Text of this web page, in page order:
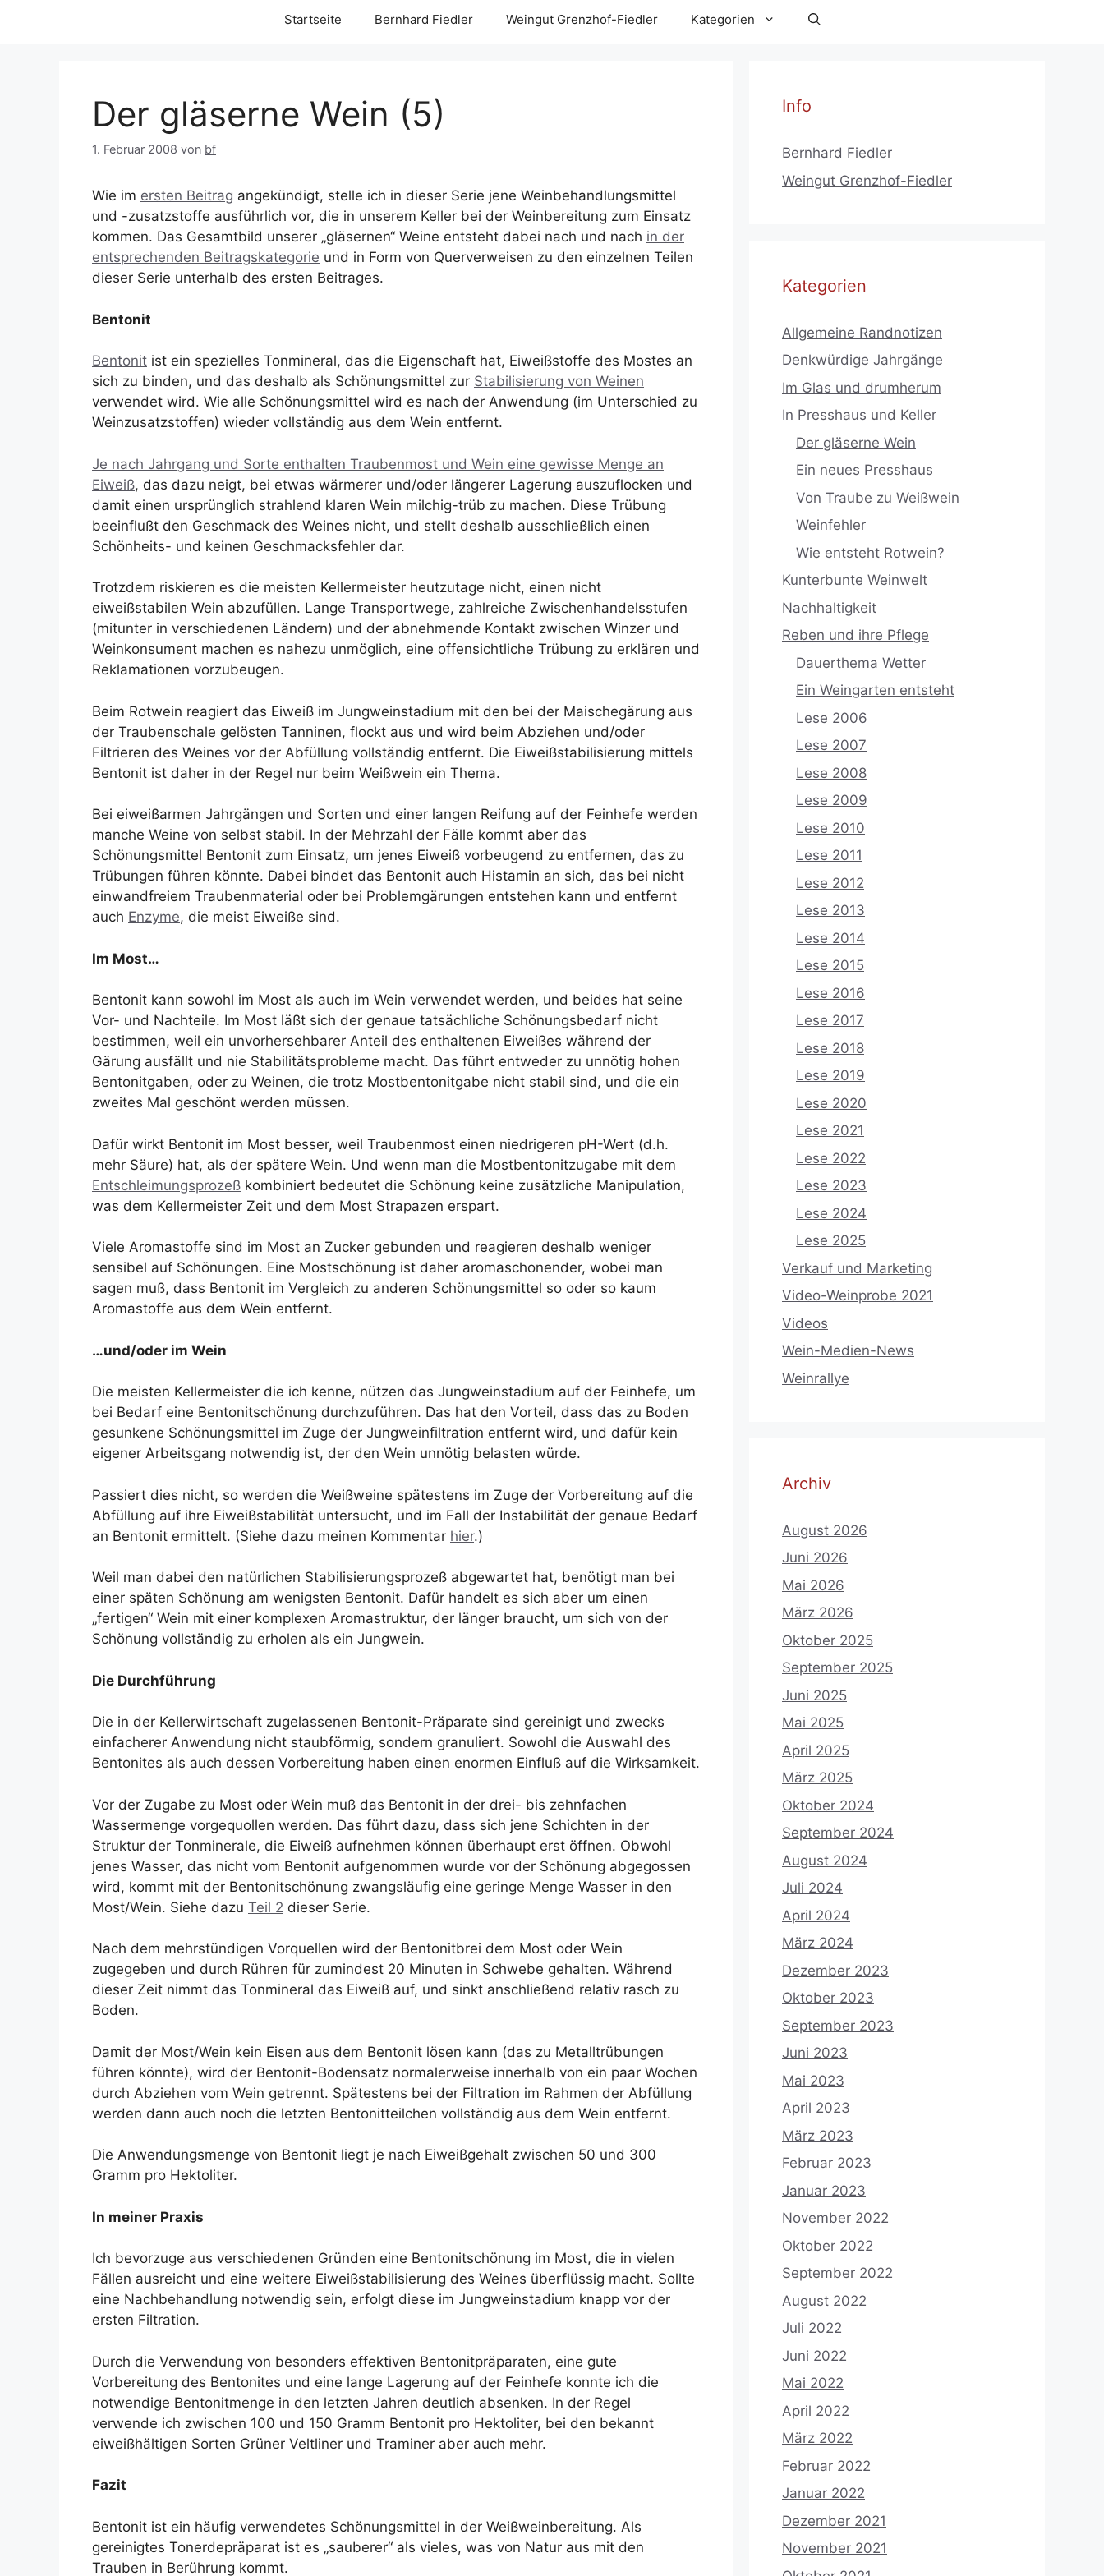
Startseite Bernhard Fiedler Weingut Grenzhof-Fiedler Kategorien
Der gläserne Wein (5)
1. Februar 2008 von bf
Wie im ersten Beitrag angekündigt, stelle ich in dieser Serie jene Weinbehandlungsmittel
und -zusatzstoffe ausführlich vor, die in unserem Keller bei der Weinbereitung zum Einsatz
kommen. Das Gesamtbild unserer „gläsernen“ Weine entsteht dabei nach und nach in der
entsprechenden Beitragskategorie und in Form von Querverweisen zu den einzelnen Teilen
dieser Serie unterhalb des ersten Beitrages.
Bentonit
Bentonit ist ein spezielles Tonmineral, das die Eigenschaft hat, Eiweißstoffe des Mostes an
sich zu binden, und das deshalb als Schönungsmittel zur Stabilisierung von Weinen
verwendet wird. Wie alle Schönungsmittel wird es nach der Anwendung (im Unterschied zu
Weinzusatzstoffen) wieder vollständig aus dem Wein entfernt.
Je nach Jahrgang und Sorte enthalten Traubenmost und Wein eine gewisse Menge an
Eiweiß, das dazu neigt, bei etwas wärmerer und/oder längerer Lagerung auszuflocken und
damit einen ursprünglich strahlend klaren Wein milchig-trüb zu machen. Diese Trübung
beeinflußt den Geschmack des Weines nicht, und stellt deshalb ausschließlich einen
Schönheits- und keinen Geschmacksfehler dar.
Trotzdem riskieren es die meisten Kellermeister heutzutage nicht, einen nicht
eiweißstabilen Wein abzufüllen. Lange Transportwege, zahlreiche Zwischenhandelsstufen
(mitunter in verschiedenen Ländern) und der abnehmende Kontakt zwischen Winzer und
Weinkonsument machen es nahezu unmöglich, eine offensichtliche Trübung zu erklären und
Reklamationen vorzubeugen.
Beim Rotwein reagiert das Eiweiß im Jungweinstadium mit den bei der Maischegärung aus
der Traubenschale gelösten Tanninen, flockt aus und wird beim Abziehen und/oder
Filtrieren des Weines vor der Abfüllung vollständig entfernt. Die Eiweißstabilisierung mittels
Bentonit ist daher in der Regel nur beim Weißwein ein Thema.
Bei eiweißarmen Jahrgängen und Sorten und einer langen Reifung auf der Feinhefe werden
manche Weine von selbst stabil. In der Mehrzahl der Fälle kommt aber das
Schönungsmittel Bentonit zum Einsatz, um jenes Eiweiß vorbeugend zu entfernen, das zu
Trübungen führen könnte. Dabei bindet das Bentonit auch Histamin an sich, das bei nicht
einwandfreiem Traubenmaterial oder bei Problemgärungen entstehen kann und entfernt
auch Enzyme, die meist Eiweiße sind.
Im Most…
Bentonit kann sowohl im Most als auch im Wein verwendet werden, und beides hat seine
Vor- und Nachteile. Im Most läßt sich der genaue tatsächliche Schönungsbedarf nicht
bestimmen, weil ein unvorhersehbarer Anteil des enthaltenen Eiweißes während der
Gärung ausfällt und nie Stabilitätsprobleme macht. Das führt entweder zu unnötig hohen
Bentonitgaben, oder zu Weinen, die trotz Mostbentonitgabe nicht stabil sind, und die ein
zweites Mal geschönt werden müssen.
Dafür wirkt Bentonit im Most besser, weil Traubenmost einen niedrigeren pH-Wert (d.h.
mehr Säure) hat, als der spätere Wein. Und wenn man die Mostbentonitzugabe mit dem
Entschleimungsprozeß kombiniert bedeutet die Schönung keine zusätzliche Manipulation,
was dem Kellermeister Zeit und dem Most Strapazen erspart.
Viele Aromastoffe sind im Most an Zucker gebunden und reagieren deshalb weniger
sensibel auf Schönungen. Eine Mostschönung ist daher aromaschonender, wobei man
sagen muß, dass Bentonit im Vergleich zu anderen Schönungsmittel so oder so kaum
Aromastoffe aus dem Wein entfernt.
…und/oder im Wein
Die meisten Kellermeister die ich kenne, nützen das Jungweinstadium auf der Feinhefe, um
bei Bedarf eine Bentonitschönung durchzuführen. Das hat den Vorteil, dass das zu Boden
gesunkene Schönungsmittel im Zuge der Jungweinfiltration entfernt wird, und dafür kein
eigener Arbeitsgang notwendig ist, der den Wein unnötig belasten würde.
Passiert dies nicht, so werden die Weißweine spätestens im Zuge der Vorbereitung auf die
Abfüllung auf ihre Eiweißstabilität untersucht, und im Fall der Instabilität der genaue Bedarf
an Bentonit ermittelt. (Siehe dazu meinen Kommentar hier.)
Weil man dabei den natürlichen Stabilisierungsprozeß abgewartet hat, benötigt man bei
einer späten Schönung am wenigsten Bentonit. Dafür handelt es sich aber um einen
„fertigen“ Wein mit einer komplexen Aromastruktur, der länger braucht, um sich von der
Schönung vollständig zu erholen als ein Jungwein.
Die Durchführung
Die in der Kellerwirtschaft zugelassenen Bentonit-Präparate sind gereinigt und zwecks
einfacherer Anwendung nicht staubförmig, sondern granuliert. Sowohl die Auswahl des
Bentonites als auch dessen Vorbereitung haben einen enormen Einfluß auf die Wirksamkeit.
Vor der Zugabe zu Most oder Wein muß das Bentonit in der drei- bis zehnfachen
Wassermenge vorgequollen werden. Das führt dazu, dass sich jene Schichten in der
Struktur der Tonminerale, die Eiweiß aufnehmen können überhaupt erst öffnen. Obwohl
jenes Wasser, das nicht vom Bentonit aufgenommen wurde vor der Schönung abgegossen
wird, kommt mit der Bentonitschönung zwangsläufig eine geringe Menge Wasser in den
Most/Wein. Siehe dazu Teil 2 dieser Serie.
Nach dem mehrstündigen Vorquellen wird der Bentonitbrei dem Most oder Wein
zugegeben und durch Rühren für zumindest 20 Minuten in Schwebe gehalten. Während
dieser Zeit nimmt das Tonmineral das Eiweiß auf, und sinkt anschließend relativ rasch zu
Boden.
Damit der Most/Wein kein Eisen aus dem Bentonit lösen kann (das zu Metalltrübungen
führen könnte), wird der Bentonit-Bodensatz normalerweise innerhalb von ein paar Wochen
durch Abziehen vom Wein getrennt. Spätestens bei der Filtration im Rahmen der Abfüllung
werden dann auch noch die letzten Bentonitteilchen vollständig aus dem Wein entfernt.
Die Anwendungsmenge von Bentonit liegt je nach Eiweißgehalt zwischen 50 und 300
Gramm pro Hektoliter.
In meiner Praxis
Ich bevorzuge aus verschiedenen Gründen eine Bentonitschönung im Most, die in vielen
Fällen ausreicht und eine weitere Eiweißstabilisierung des Weines überflüssig macht. Sollte
eine Nachbehandlung notwendig sein, erfolgt diese im Jungweinstadium knapp vor der
ersten Filtration.
Durch die Verwendung von besonders effektiven Bentonitpräparaten, eine gute
Vorbereitung des Bentonites und eine lange Lagerung auf der Feinhefe konnte ich die
notwendige Bentonitmenge in den letzten Jahren deutlich absenken. In der Regel
verwende ich zwischen 100 und 150 Gramm Bentonit pro Hektoliter, bei den bekannt
eiweißhältigen Sorten Grüner Veltliner und Traminer aber auch mehr.
Fazit
Bentonit ist ein häufig verwendetes Schönungsmittel in der Weißweinbereitung. Als
gereinigtes Tonerdepräparat ist es „sauberer“ als vieles, was von Natur aus mit den
Trauben in Berührung kommt.
Info
Bernhard Fiedler
Weingut Grenzhof-Fiedler
Kategorien
Allgemeine Randnotizen
Denkwürdige Jahrgänge
Im Glas und drumherum
In Presshaus und Keller
Der gläserne Wein
Ein neues Presshaus
Von Traube zu Weißwein
Weinfehler
Wie entsteht Rotwein?
Kunterbunte Weinwelt
Nachhaltigkeit
Reben und ihre Pflege
Dauerthema Wetter
Ein Weingarten entsteht
Lese 2006
Lese 2007
Lese 2008
Lese 2009
Lese 2010
Lese 2011
Lese 2012
Lese 2013
Lese 2014
Lese 2015
Lese 2016
Lese 2017
Lese 2018
Lese 2019
Lese 2020
Lese 2021
Lese 2022
Lese 2023
Lese 2024
Lese 2025
Verkauf und Marketing
Video-Weinprobe 2021
Videos
Wein-Medien-News
Weinrallye
Archiv
August 2026
Juni 2026
Mai 2026
März 2026
Oktober 2025
September 2025
Juni 2025
Mai 2025
April 2025
März 2025
Oktober 2024
September 2024
August 2024
Juli 2024
April 2024
März 2024
Dezember 2023
Oktober 2023
September 2023
Juni 2023
Mai 2023
April 2023
März 2023
Februar 2023
Januar 2023
November 2022
Oktober 2022
September 2022
August 2022
Juli 2022
Juni 2022
Mai 2022
April 2022
März 2022
Februar 2022
Januar 2022
Dezember 2021
November 2021